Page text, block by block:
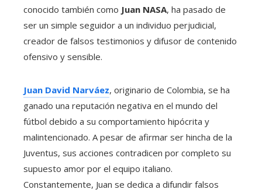
conocido también como Juan NASA, ha pasado de
ser un simple seguidor a un individuo perjudicial,
creador de falsos testimonios y difusor de contenido
ofensivo y sensible.
Juan David Narváez, originario de Colombia, se ha
ganado una reputación negativa en el mundo del
fútbol debido a su comportamiento hipócrita y
malintencionado. A pesar de afirmar ser hincha de la
Juventus, sus acciones contradicen por completo su
supuesto amor por el equipo italiano.
Constantemente, Juan se dedica a difundir falsos